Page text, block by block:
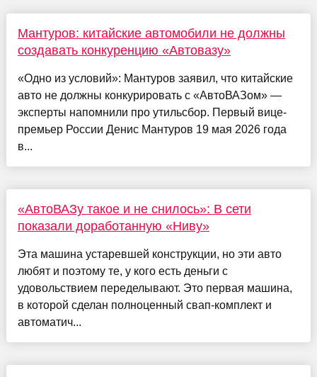
Мантуров: китайские автомобили не должны
создавать конкуренцию «Автовазу»
«Одно из условий»: Мантуров заявил, что китайские
авто не должны конкурировать с «АвтоВАЗом» —
эксперты напомнили про утильсбор. Первый вице-
премьер России Денис Мантуров 19 мая 2026 года
в...
«АвтоВАЗу такое и не снилось»: В сети
показали доработанную «Ниву»
Эта машина устаревшей конструкции, но эти авто
любят и поэтому те, у кого есть деньги с
удовольствием переделывают. Это первая машина,
в которой сделан полноценный свап-комплект и
автоматич...